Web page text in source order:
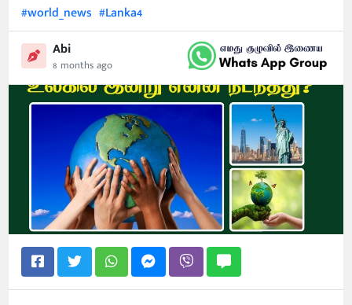
#world_news #Lanka4
Abi
8 months ago